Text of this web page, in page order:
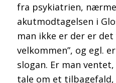
fra psykiatrien,
akutmodtagelsen i
man ikke er der er det
velkommen”, og egl.
slogan. Er man
tale om et